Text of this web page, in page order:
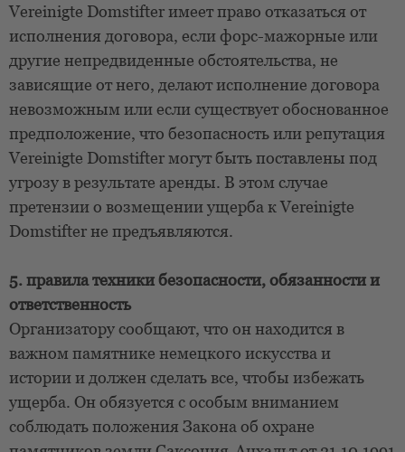
Vereinigte Domstifter имеет право отказаться от
исполнения договора, если форс-мажорные или
другие непредвиденные обстоятельства, не
зависящие от него, делают исполнение договора
невозможным или если существует обоснованное
предположение, что безопасность или репутация
Vereinigte Domstifter могут быть поставлены под
угрозу в результате аренды. В этом случае
претензии о возмещении ущерба к Vereinigte
Domstifter не предъявляются.
5. правила техники безопасности, обязанности и
ответственность
Организатору сообщают, что он находится в
важном памятнике немецкого искусства и
истории и должен сделать все, чтобы избежать
ущерба. Он обязуется с особым вниманием
соблюдать положения Закона об охране